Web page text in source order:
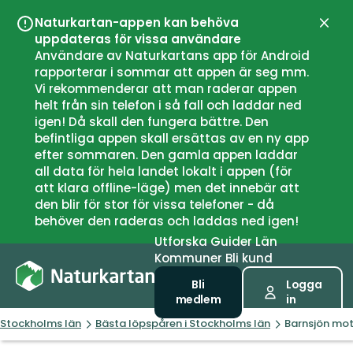
Naturkartan-appen kan behöva
uppdateras för vissa användare
Användare av Naturkartans app för Android
rapporterar i sommar att appen är seg mm.
Vi rekommenderar att man raderar appen
helt från sin telefon i så fall och laddar ned
igen! Då skall den fungera bättre. Den
befintliga appen skall ersättas av en ny app
efter sommaren. Den gamla appen laddar
all data för hela landet lokalt i appen (för
att klara offline-läge) men det innebär att
den blir för stor för vissa telefoner - då
behöver den raderas och laddas ned igen!
UtforskaGuiderLän
Kommuner Bli kund
Bli
medlem
Logga
in
Stockholms län Bästa löpspåren i Stockholms län Barnsjön